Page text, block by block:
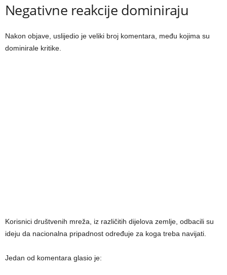
Negativne reakcije dominiraju
Nakon objave, uslijedio je veliki broj komentara, među kojima su
dominirale kritike.
Korisnici društvenih mreža, iz različitih dijelova zemlje, odbacili su
ideju da nacionalna pripadnost određuje za koga treba navijati.
Jedan od komentara glasio je: